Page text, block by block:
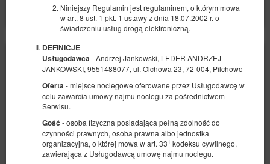
Niniejszy Regulamin jest regulaminem, o którym mowa
w art. 8 ust. 1 pkt. 1 ustawy z dnia 18.07.2002 r. o
świadczeniu usług drogą elektroniczną.
DEFINICJE
Usługodawca - Andrzej Jankowski, LEDER ANDRZEJ
JANKOWSKI, 9551488077, ul. Olchowa 23, 72-004, Pilchowo
Oferta - miejsce noclegowe oferowane przez Usługodawcę w
celu zawarcia umowy najmu noclegu za pośrednictwem
Serwisu.
Gość - osoba fizyczna posiadająca pełną zdolność do
czynności prawnych, osoba prawna albo jednostka
organizacyjna, o której mowa w art. 331 kodeksu cywilnego,
zawierająca z Usługodawcą umowę najmu noclegu.
FILTRY